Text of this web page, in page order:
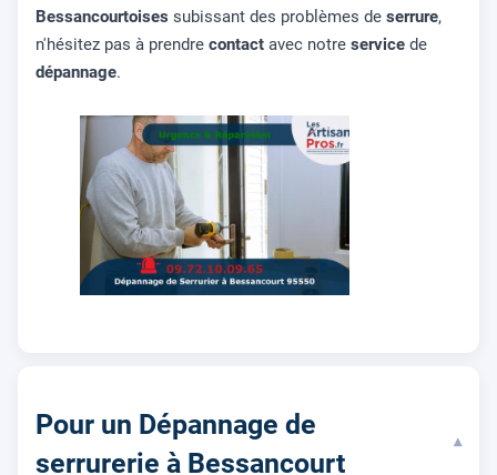
Bessancourtoises subissant des problèmes de serrure,
n'hésitez pas à prendre contact avec notre service de
dépannage.
Pour un Dépannage de
serrurerie à Bessancourt
▾